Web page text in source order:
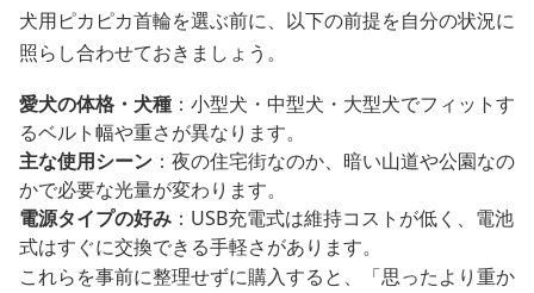
犬用ピカピカ首輪を選ぶ前に、以下の前提を自分の状況に
照らし合わせておきましょう。
愛犬の体格・犬種 ：小型犬・中型犬・大型犬でフィットす
るベルト幅や重さが異なります。
主な使用シーン ：夜の住宅街なのか、暗い山道や公園なの
かで必要な光量が変わります。
電源タイプの好み ：USB充電式は維持コストが低く、電池
式はすぐに交換できる手軽さがあります。
これらを事前に整理せずに購入すると、「思ったより重か